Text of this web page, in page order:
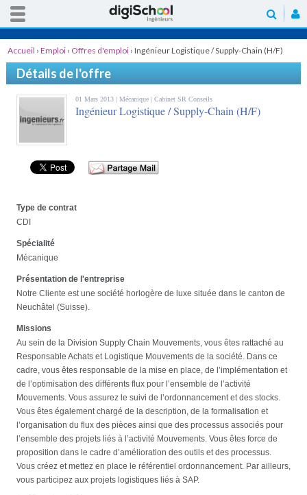
Accueil › Emploi › Offres d'emploi › Ingénieur Logistique / Supply-Chain (H/F)
Détails de l'offre
01 Mars 2013 | Mécanique | Cabinet SR Conseils
Ingénieur Logistique / Supply-Chain (H/F)
Type de contrat
CDI
Spécialité
Mécanique
Présentation de l'entreprise
Notre Cliente est une société horlogère de luxe située dans le canton de
Neuchâtel (Suisse).
Missions
Au sein de la Division Supply Chain Mouvements, vous êtes rattaché au
Responsable Achats et Logistique Mouvements de la société. Dans ce
cadre, vous êtes responsable de la mise en place, de l’implémentation et
de l’optimisation des différents flux pour l’ensemble de l’activité
Mouvements. Vous assurez le suivi de l’ordonnancement et des stocks.
Vous êtes également chargé de la description, de la formalisation et
l’organisation du flux des pièces ainsi que des processus associés pour
l’ensemble des projets liés à l’activité Mouvements. Vous êtes force de
proposition dans le cadre d’amélioration des outils et des processus.
Vous créez et mettez en place le référentiel ordonnancement. Par ailleurs,
vous participez aux projets logistiques liés à SAP.